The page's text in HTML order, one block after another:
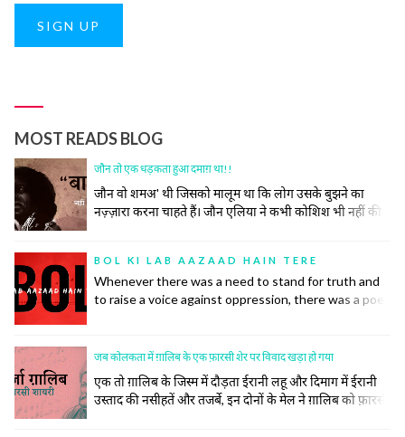
SIGN UP
MOST READS BLOG
जौन तो एक धड़कता हुआ दमाग़ था!!
जौन वो शमअ' थी जिसको मालूम था कि लोग उसके बुझने का
नज़्ज़ारा करना चाहते हैं। जौन एलिया ने कभी कोशिश भी नहीं की
महफ़िल रो दिया।
BOL KI LAB AAZAAD HAIN TERE
Whenever there was a need to stand for truth and
to raise a voice against oppression, there was a poet
did not, however, come easily to the poets.
जब कोलकता में ग़ालिब के एक फ़ारसी शेर पर विवाद खड़ा हो गया
एक तो ग़ालिब के जिस्म में दौड़ता ईरानी लहू और दिमाग में ईरानी
उस्ताद की नसीहतें और तजर्बे, इन दोनों के मेल ने ग़ालिब को फ़ारसी